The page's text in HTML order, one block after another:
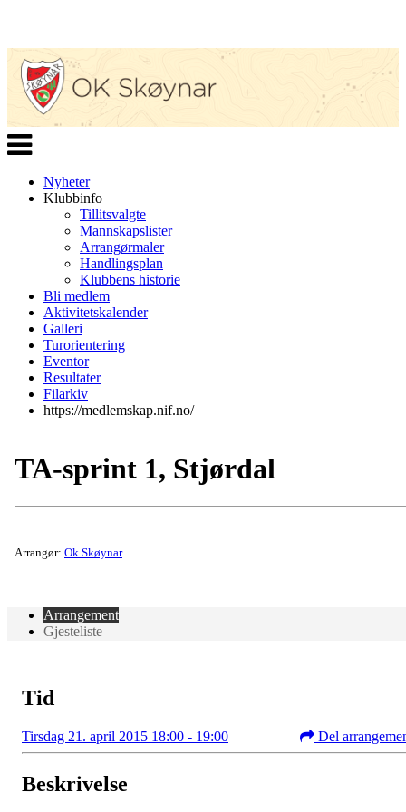
Veksle
navigasjon
Nyheter
Klubbinfo
Tillitsvalgte
Mannskapslister
Arrangørmaler
Handlingsplan
Klubbens historie
Bli medlem
Aktivitetskalender
Galleri
Turorientering
Eventor
Resultater
Filarkiv
https://medlemskap.nif.no/
TA-sprint 1, Stjørdal
Arrangør: Ok Skøynar
Arrangement
Gjesteliste
Tid
Tirsdag 21. april 2015 18:00 - 19:00 Del
Beskrivelse